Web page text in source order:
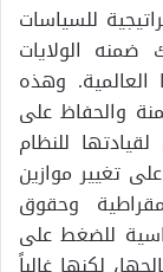
للسياسات
ضمنه الولايات
العالمية. وهذه
والحفاظ على
للنظام
تغيير موازين
وحقوق
للضغط على